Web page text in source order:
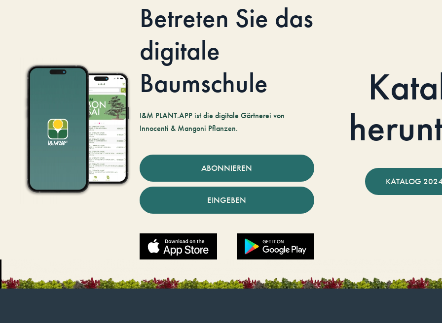
Betreten Sie das
digitale
Baumschule
I&M PLANT.APP ist die digitale Gärtnerei von
Innocenti & Mangoni Pflanzen.
ABONNIEREN
EINGEBEN
KATALOG